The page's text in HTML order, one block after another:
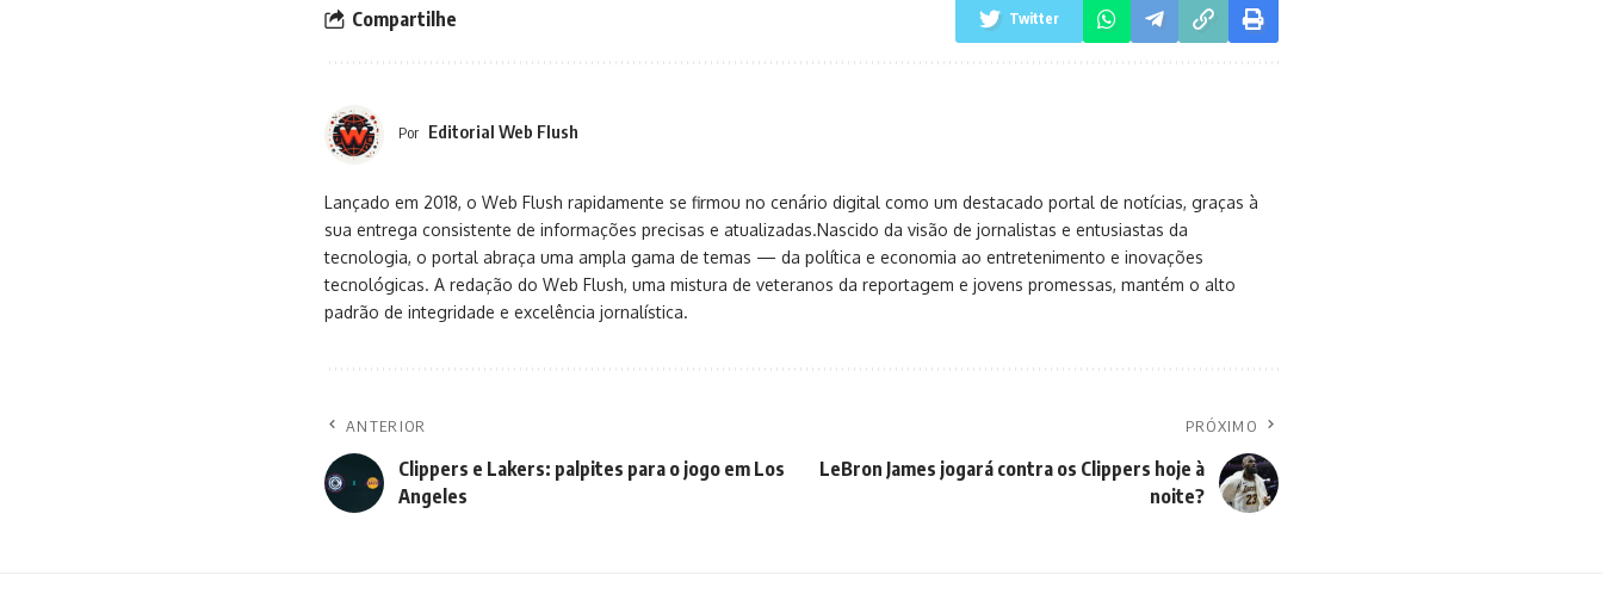
Compartilhe Twitter
Por Editorial Web Flush
Lançado em 2018, o Web Flush rapidamente se firmou no cenário digital como um destacado portal de notícias, graças à
sua entrega consistente de informações precisas e atualizadas.Nascido da visão de jornalistas e entusiastas da
tecnologia, o portal abraça uma ampla gama de temas — da política e economia ao entretenimento e inovações
tecnológicas. A redação do Web Flush, uma mistura de veteranos da reportagem e jovens promessas, mantém o alto
padrão de integridade e excelência jornalística.
ANTERIOR
Clippers e Lakers: palpites para o jogo em Los
Angeles
PRÓXIMO
LeBron James jogará contra os Clippers hoje à
noite?